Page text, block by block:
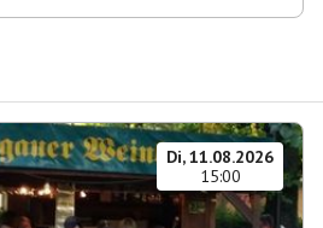
Di, 11.08.2026
15:00